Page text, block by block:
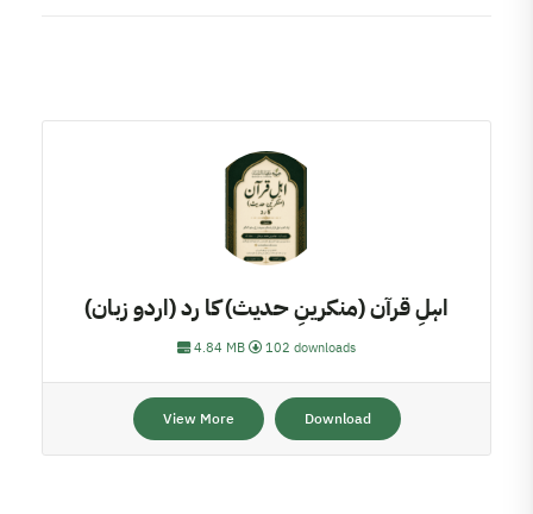
اہلِ قرآن (منکرینِ حدیث) کا رد (اردو زبان)
4.84 MB 102 downloads
View More Download